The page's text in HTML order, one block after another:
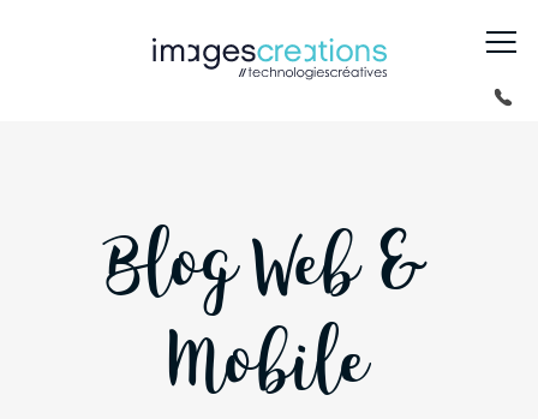
Blog Web &
Mobile